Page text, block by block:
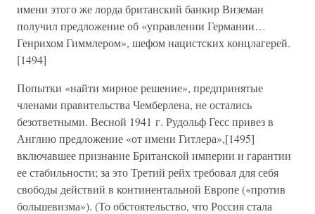
имени этого же лорда британский банкир Виземан
получил предложение об «управлении Германии…
Генрихом Гиммлером», шефом нацистских концлагерей.
[1494]
Попытки «найти мирное решение», предпринятые
членами правительства Чемберлена, не остались
безответными. Весной 1941 г. Рудольф Гесс привез в
Англию предложение «от имени Гитлера»,[1495]
включавшее признание Британской империи и гарантии
ее стабильности; за это Третий рейх требовал для себя
свободы действий в континентальной Европе («против
большевизма»). (То обстоятельство, что Россия стала